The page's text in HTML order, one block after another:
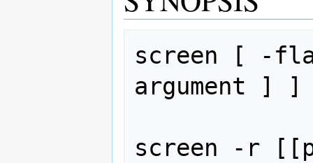
screen [ -
argument ] ]
screen -r